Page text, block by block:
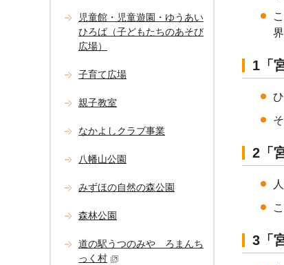
1「
2「
3「
児童館・児童遊園・ゆうあい
ひろば（子どもたちのあそび
広場）
子育て広場
親子教室
なかよしクラブ事業
八幡山公園
みずほの自然の森公園
森林公園
道の駅うつのみや ろまんち
っく村